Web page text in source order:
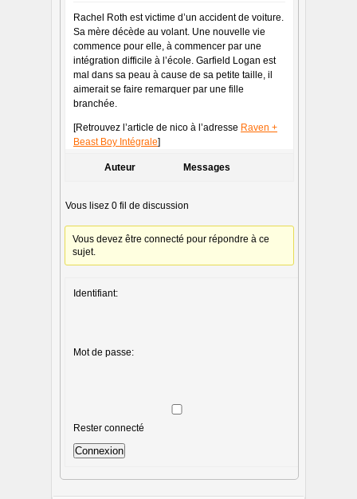
Rachel Roth est victime d’un accident de voiture.
Sa mère décède au volant. Une nouvelle vie
commence pour elle, à commencer par une
intégration difficile à l’école. Garfield Logan est
mal dans sa peau à cause de sa petite taille, il
aimerait se faire remarquer par une fille
branchée.
[Retrouvez l’article de nico à l’adresse Raven +
Beast Boy Intégrale]
Auteur Messages
Vous lisez 0 fil de discussion
Vous devez être connecté pour répondre à ce
sujet.
Identifiant:
Mot de passe:
Rester connecté
Connexion